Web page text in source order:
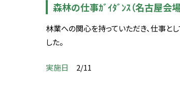
森林の仕事ｶﾞｲﾀﾞﾝｽ（名古屋会
林業への関心を持っていただき、仕事と
した。
実施日 2/11